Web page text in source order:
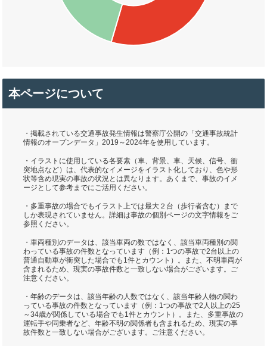
本ページについて
・掲載されている交通事故発生情報は警察庁公開の「交通事故統計
情報のオープンデータ」2019～2024年を使用しています。
・イラストに使用している各要素（車、背景、車、天候、信号、衝
突地点など）は、代表的なイメージをイラスト化しており、色や形
状等含め現実の事故の状況とは異なります。あくまで、事故のイメ
ージとして参考までにご活用ください。
・多重事故の場合でもイラスト上では最大２台（歩行者含む）まで
しか表現されていません。詳細は事故の個別ページの文字情報をご
参照ください。
・車両種別のデータは、該当車両の数ではなく、該当車両種別の関
わっている事故の件数となっています（例：1つの事故で2台以上の
普通自動車が衝突した場合でも1件とカウント）。また、不明車両が
含まれるため、現実の事故件数と一致しない場合がございます。ご
注意ください。
・年齢のデータは、該当年齢の人数ではなく、該当年齢人物の関わ
っている事故の件数となっています（例：1つの事故で2人以上の25
～34歳が関係している場合でも1件とカウント）。また、多重事故の
運転手や同乗者など、年齢不明の関係者も含まれるため、現実の事
故件数と一致しない場合がございます。ご注意ください。